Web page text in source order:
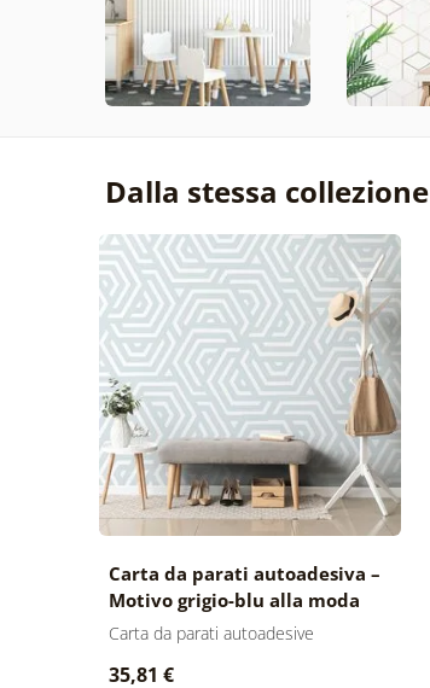
Dalla stessa collezione
Carta da parati autoadesiva –
Motivo grigio-blu alla moda
Carta da parati autoadesive
35,81 €